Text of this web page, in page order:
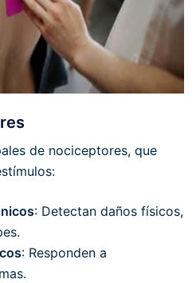
de nociceptores, que
: Detectan daños físicos,
: Responden a